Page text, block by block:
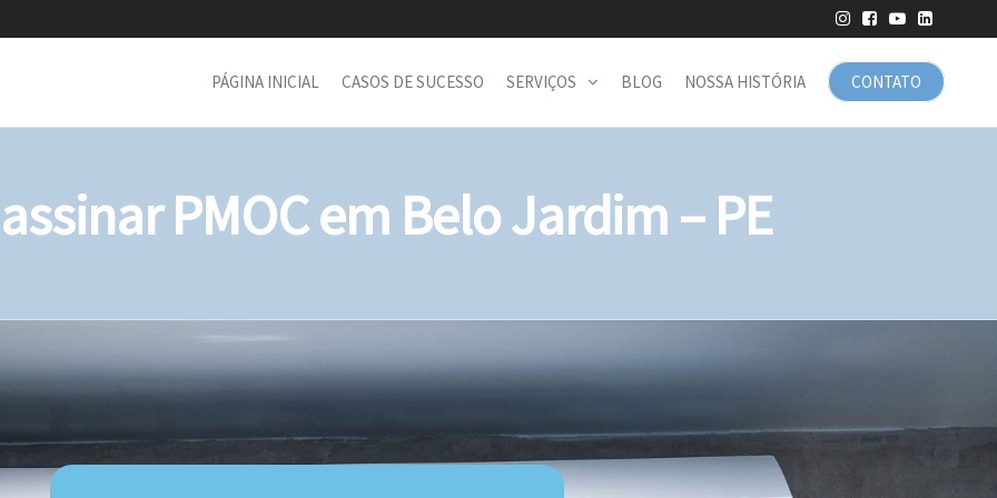
CONTATO
PÁGINA INICIAL CASOS DE SUCESSO SERVIÇOS BLOG NOSSA HISTÓRIA
PMOC em Belo Jardim – PE